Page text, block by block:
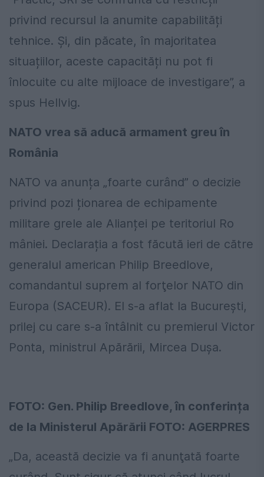
privind recursul la anumite capabilități
tehnice. Și, din păcate, în majoritatea
situațiilor, aceste capacități nu pot fi
înlocuite cu alte mijloace de investigare”, a
spus Hellvig.
NATO vrea să aducă armament greu în
România
NATO va anunța „foarte curând” o decizie
privind pozi ționarea de echipamente
militare grele ale Alianței pe teritoriul Ro
mâniei. Declarația a fost făcută ieri de către
generalul american Philip Breedlove,
comandantul suprem al forţelor NATO din
Europa (SACEUR). El s-a aflat la București,
prilej cu care s-a întâlnit cu premierul Victor
Ponta, ministrul Apărării, Mircea Dușa.
FOTO: Gen. Philip Breedlove, în conferința
de la Ministerul Apărării FOTO: AGERPRES
„Da, această decizie va fi anunţată foarte